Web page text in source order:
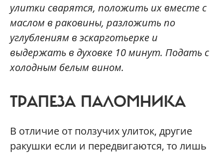
улитки сварятся, положить их вместе с
маслом в раковины, разложить по
углублениям в эскарготьерке и
выдержать в духовке 10 минут. Подать с
холодным белым вином.
ТРАПЕЗА ПАЛОМНИКА
В отличие от ползучих улиток, другие
ракушки если и передвигаются, то лишь